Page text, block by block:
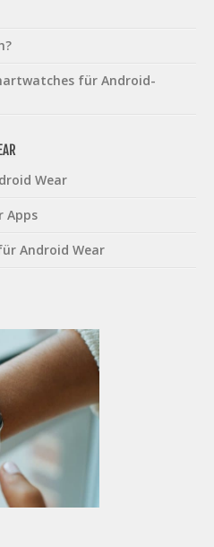
für Android-
Wear
Apps
Android Wear